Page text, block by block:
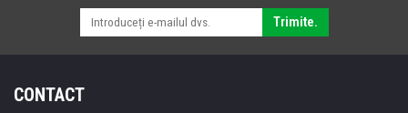
Trimite.
CONTACT